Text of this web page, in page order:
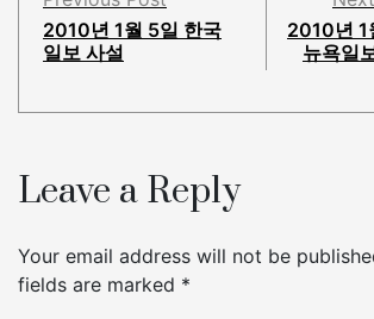
2010년 1월 5일 한국
일보 사설
2010년 1
뉴욕일
Leave a Reply
Your email address will not be
fields are marked *